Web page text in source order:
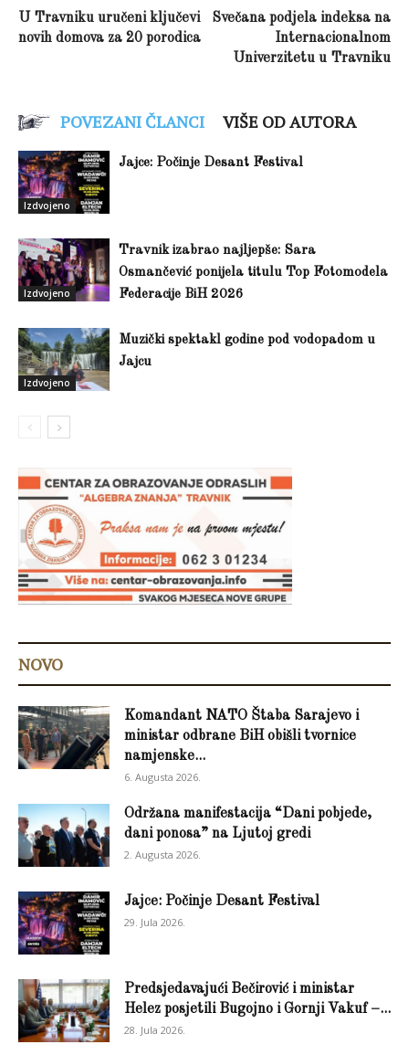
U Travniku uručeni ključevi
novih domova za 20 porodica
Svečana podjela indeksa na
Internacionalnom
Univerzitetu u Travniku
POVEZANI ČLANCI VIŠE OD AUTORA
Izdvojeno
Jajce: Počinje Desant Festival
Izdvojeno
Travnik izabrao najljepše: Sara
Osmančević ponijela titulu Top Fotomodela
Federacije BiH 2026
Izdvojeno
Muzički spektakl godine pod vodopadom u
Jajcu
NOVO
Komandant NATO Štaba Sarajevo i
ministar odbrane BiH obišli tvornice
namjenske...
6. Augusta 2026.
Održana manifestacija “Dani pobjede,
dani ponosa” na Ljutoj gredi
2. Augusta 2026.
Jajce: Počinje Desant Festival
29. Jula 2026.
Predsjedavajući Bečirović i ministar
Helez posjetili Bugojno i Gornji Vakuf –...
28. Jula 2026.